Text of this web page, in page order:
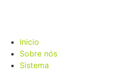
Inicio
Sobre nós
Sistema